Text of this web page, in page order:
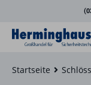
Startseite